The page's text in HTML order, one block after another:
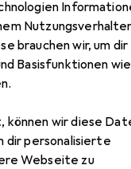
brauchen wir, um dir
Basisfunktionen
können wir diese
dir personalisierte
Webseite zu